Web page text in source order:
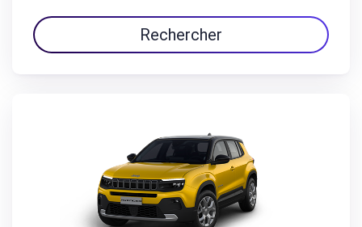
Rechercher